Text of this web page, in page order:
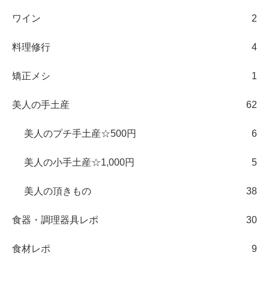
ワイン 2
料理修行 4
矯正メシ 1
美人の手土産 62
美人のプチ手土産☆500円 6
美人の小手土産☆1,000円 5
美人の頂きもの 38
食器・調理器具レポ 30
食材レポ 9